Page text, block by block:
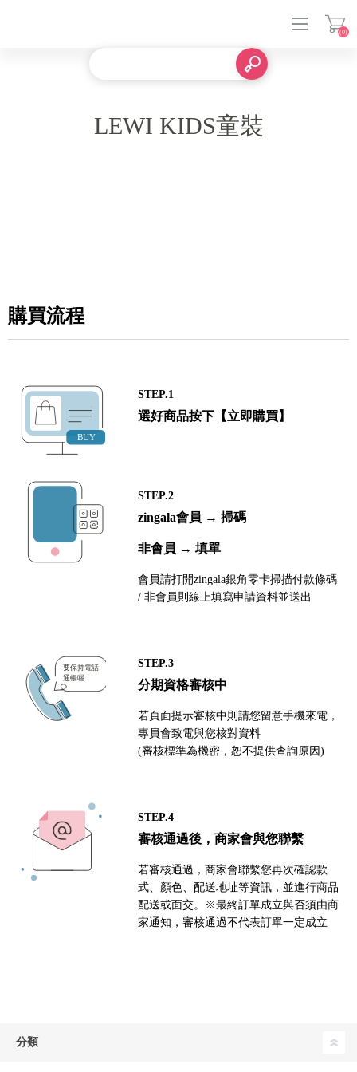
(0)
LEWI KIDS童裝
購買流程
STEP.1
選好商品按下【立即購買】
STEP.2
zingala會員 → 掃碼
非會員 → 填單
會員請打開zingala銀角零卡掃描付款條碼
/ 非會員則線上填寫申請資料並送出
STEP.3
分期資格審核中
若頁面提示審核中則請您留意手機來電，
專員會致電與您核對資料
(審核標準為機密，恕不提供查詢原因)
STEP.4
審核通過後，商家會與您聯繫
若審核通過，商家會聯繫您再次確認款
式、顏色、配送地址等資訊，並進行商品
配送或面交。※最終訂單成立與否須由商
家通知，審核通過不代表訂單一定成立
分類